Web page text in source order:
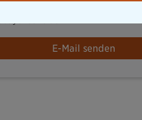
E-Mail senden